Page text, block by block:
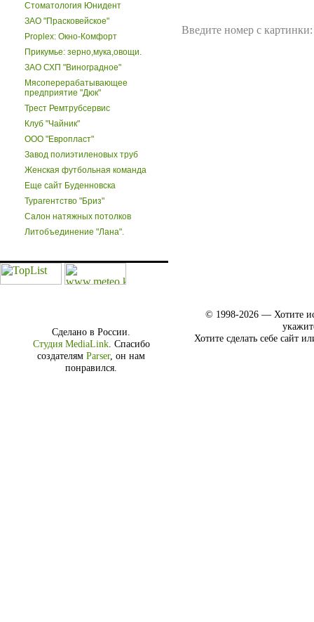
Стоматология Юнидент
ЗАО "Прасковейское"
Proplex: Окно-Комфорт
Прикумье: зерно,мука,овощи.
ЗАО СХП "Виноградное"
Мясоперерабатывающее
предприятие "Дюк"
Трест Ремтрубсервис
Клуб "Чайник"
ООО "Европласт"
Завод полиэтиленовых труб
Женская футбольная команда
Еще сайт Буденновска
Турагентство "Бриз"
Салон натяжных потолков
Литобъединение "Лана".
Введите номер с картинки:
Сделано в России.
Студия MediaLink. Спасибо
создателям Parser, он нам
понравился.
© 1998-2026 — Хотите
Хотите сделать себе сайт